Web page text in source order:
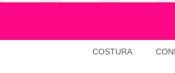
COSTURA